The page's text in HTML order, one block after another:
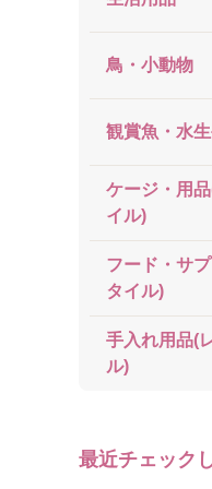
鳥・小動物
観賞魚・水
ケージ・用
イル)
フード・サ
タイル)
手入れ用品(
ル)
最近チェック